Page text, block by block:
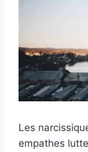
Les
empathes